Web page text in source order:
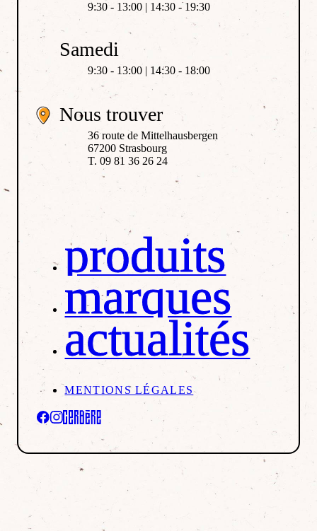
9:30 - 13:00 | 14:30 - 19:30
Samedi
9:30 - 13:00 | 14:30 - 18:00
Nous trouver
36 route de Mittelhausbergen
67200 Strasbourg
T. 09 81 36 26 24
produits
marques
actualités
MENTIONS LÉGALES